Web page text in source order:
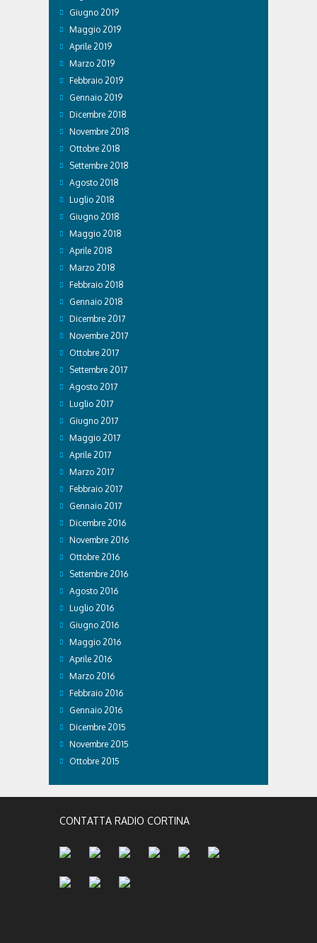
Giugno 2019
Maggio 2019
Aprile 2019
Marzo 2019
Febbraio 2019
Gennaio 2019
Dicembre 2018
Novembre 2018
Ottobre 2018
Settembre 2018
Agosto 2018
Luglio 2018
Giugno 2018
Maggio 2018
Aprile 2018
Marzo 2018
Febbraio 2018
Gennaio 2018
Dicembre 2017
Novembre 2017
Ottobre 2017
Settembre 2017
Agosto 2017
Luglio 2017
Giugno 2017
Maggio 2017
Aprile 2017
Marzo 2017
Febbraio 2017
Gennaio 2017
Dicembre 2016
Novembre 2016
Ottobre 2016
Settembre 2016
Agosto 2016
Luglio 2016
Giugno 2016
Maggio 2016
Aprile 2016
Marzo 2016
Febbraio 2016
Gennaio 2016
Dicembre 2015
Novembre 2015
Ottobre 2015
CONTATTA RADIO CORTINA